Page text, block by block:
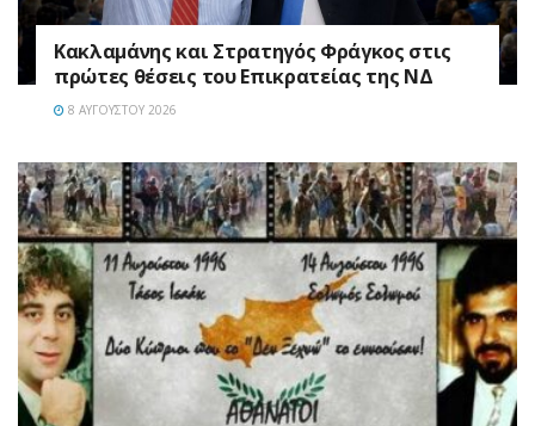
Κακλαμάνης και Στρατηγός Φράγκος στις
πρώτες θέσεις του Επικρατείας της ΝΔ
8 ΑΥΓΟΎΣΤΟΥ 2026